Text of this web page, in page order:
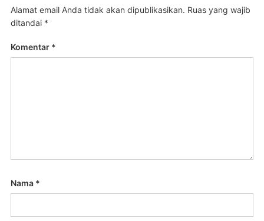
Alamat email Anda tidak akan dipublikasikan. Ruas yang wajib
ditandai *
Komentar *
Nama *